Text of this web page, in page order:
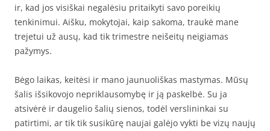
ir, kad jos visiškai negalėsiu pritaikyti savo poreikių
tenkinimui. Aišku, mokytojai, kaip sakoma, traukė mane
trejetui už ausų, kad tik trimestre neišeitų neigiamas
pažymys.
Bėgo laikas, keitėsi ir mano jaunuoliškas mastymas. Mūsų
šalis išsikovojo nepriklausomybę ir ją paskelbė. Su ja
atsivėrė ir daugelio šalių sienos, todėl verslininkai su
patirtimi, ar tik tik susikūrę naujai galėjo vykti be vizų naujų